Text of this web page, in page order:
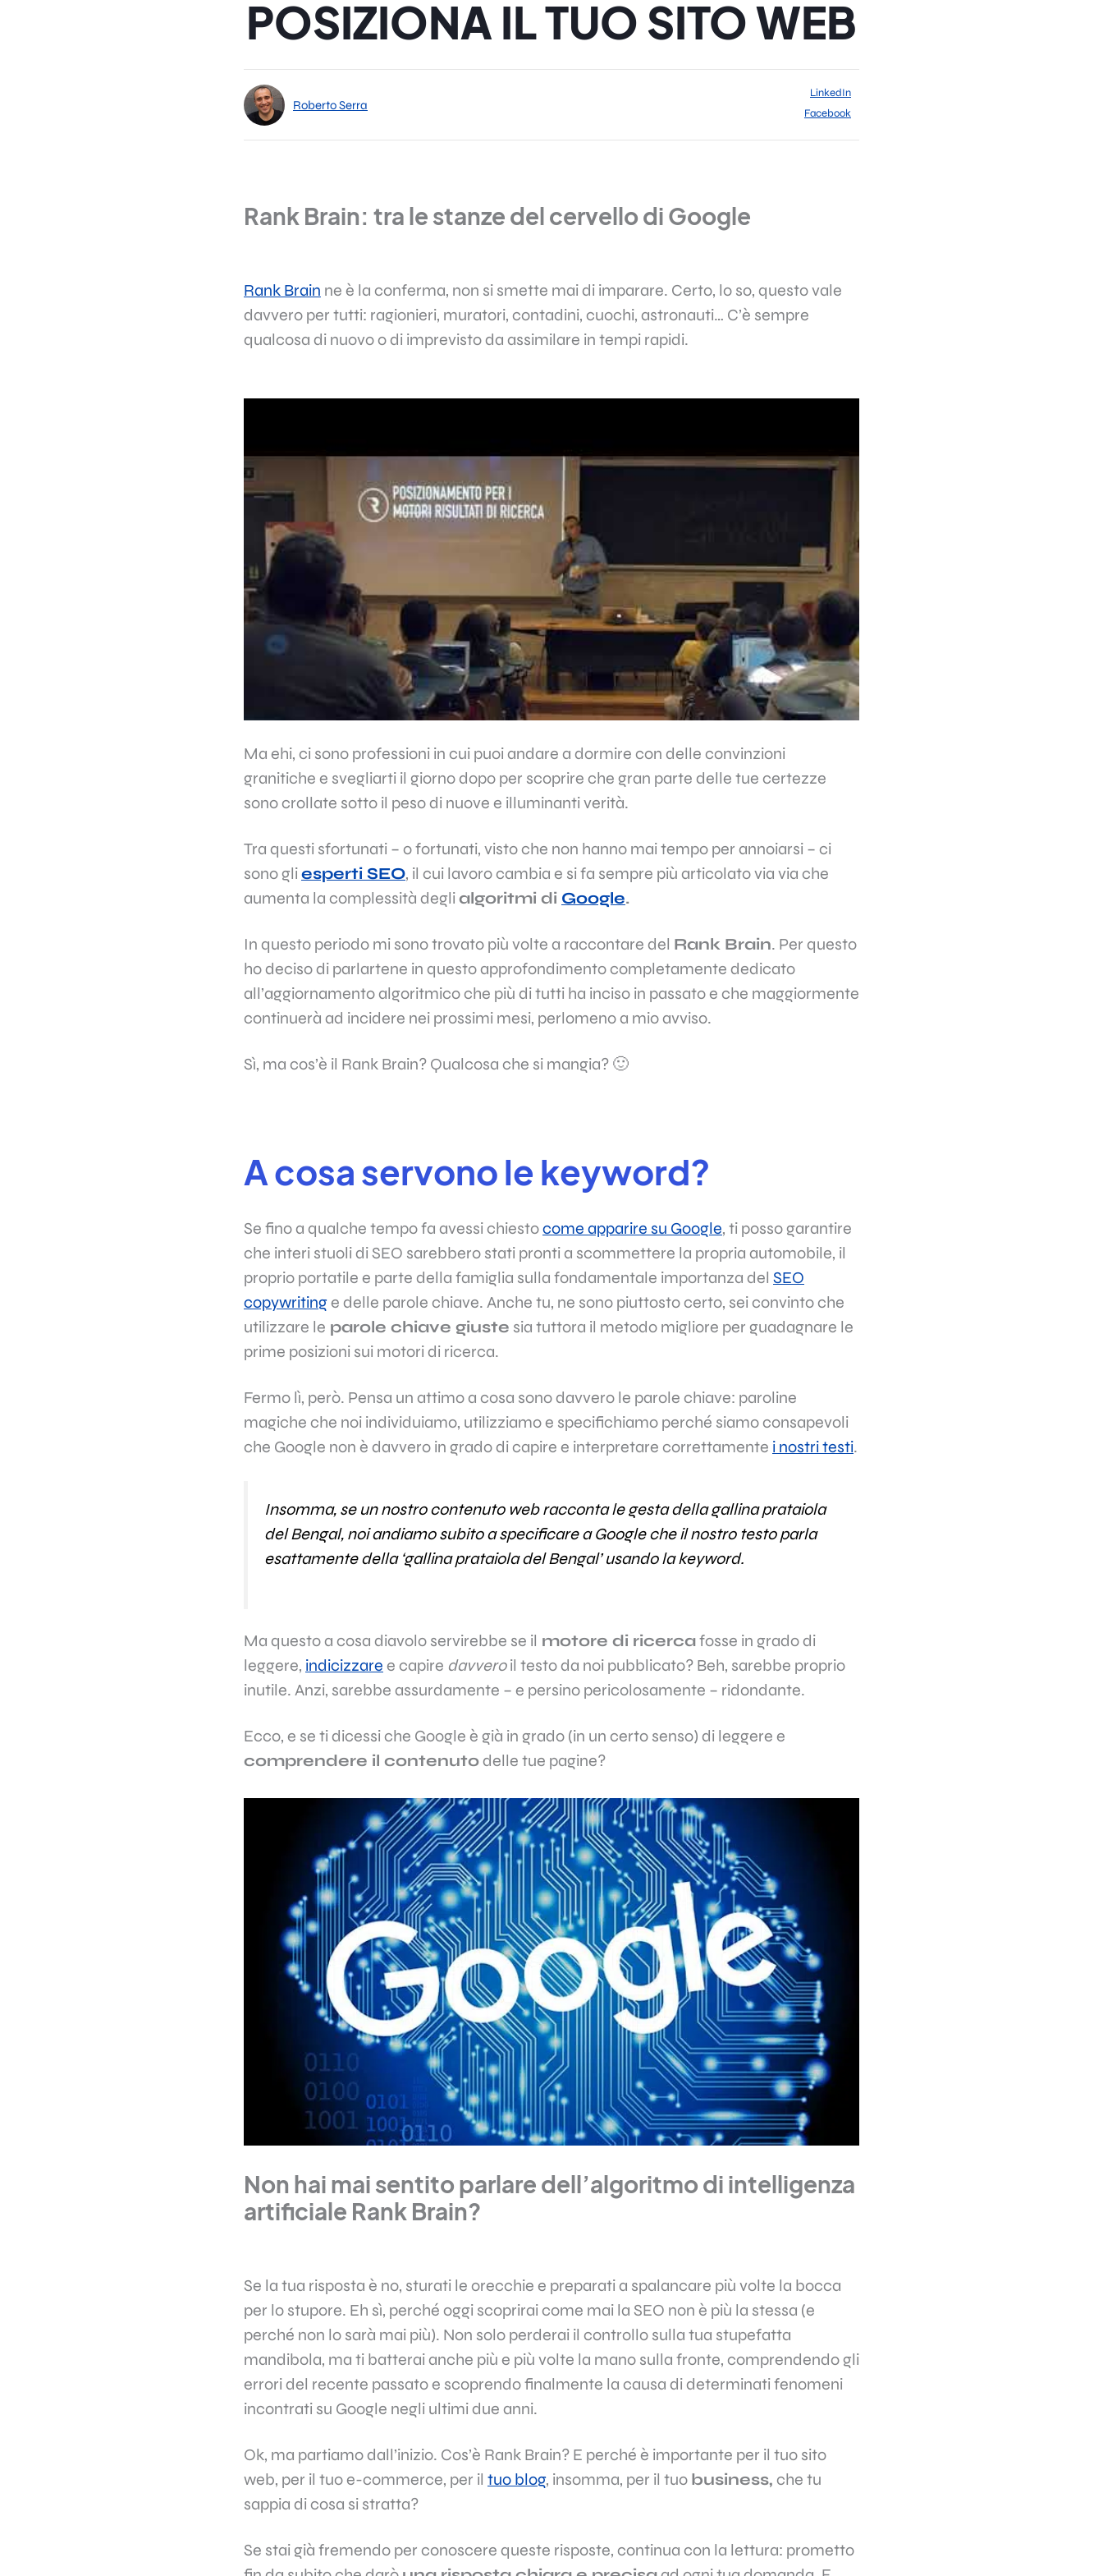
POSIZIONA IL TUO SITO WEB
Roberto Serra
LinkedIn
Facebook
Rank Brain: tra le stanze del cervello di Google
Rank Brain ne è la conferma, non si smette mai di imparare. Certo, lo so, questo vale
davvero per tutti: ragionieri, muratori, contadini, cuochi, astronauti… C’è sempre
qualcosa di nuovo o di imprevisto da assimilare in tempi rapidi.
Ma ehi, ci sono professioni in cui puoi andare a dormire con delle convinzioni
granitiche e svegliarti il giorno dopo per scoprire che gran parte delle tue certezze
sono crollate sotto il peso di nuove e illuminanti verità.
Tra questi sfortunati – o fortunati, visto che non hanno mai tempo per annoiarsi – ci
sono gliesperti SEO, il cui lavoro cambia e si fa sempre più articolato via via che
aumenta la complessità deglialgoritmi di Google.
In questo periodo mi sono trovato più volte a raccontare del Rank Brain. Per questo
ho deciso di parlartene in questo approfondimento completamente dedicato
all’aggiornamento algoritmico che più di tutti ha inciso in passato e che maggiormente
continuerà ad incidere nei prossimi mesi, perlomeno a mio avviso.
Sì, ma cos’è il Rank Brain? Qualcosa che si mangia? 🙂
A cosa servono le keyword?
Se fino a qualche tempo fa avessi chiestocome apparire su Google, ti posso garantire
che interi stuoli di SEO sarebbero stati pronti a scommettere la propria automobile, il
proprio portatile e parte della famiglia sulla fondamentale importanza del SEO
copywritinge delle parole chiave. Anche tu, ne sono piuttosto certo, sei convinto che
utilizzare le parole chiave giuste sia tuttora il metodo migliore per guadagnare le
prime posizioni sui motori di ricerca.
Fermo lì, però. Pensa un attimo a cosa sono davvero le parole chiave: paroline
magiche che noi individuiamo, utilizziamo e specifichiamo perché siamo consapevoli
che Google non è davvero in grado di capire e interpretare correttamente i nostri testi.
Insomma, se un nostro contenuto web racconta le gesta della gallina prataiola
del Bengal, noi andiamo subito a specificare aGoogleche il nostro testo parla
esattamente della ‘gallina prataiola del Bengal’ usando la keyword.
Ma questo a cosa diavolo servirebbe se il motore di ricercafosse in grado di
leggere, indicizzare e capire davveroil testo da noi pubblicato? Beh, sarebbe proprio
inutile. Anzi, sarebbe assurdamente – e persino pericolosamente – ridondante.
Ecco, e se ti dicessi che Google è già in grado (in un certo senso) di leggere e
comprendere il contenutodelle tue pagine?
Non hai mai sentito parlare dell’algoritmo di intelligenza
artificiale Rank Brain?
Se la tua risposta è no, sturati le orecchie e preparati a spalancare più volte la bocca
per lo stupore. Eh sì, perché oggi scoprirai come mai la SEO non è più la stessa (e
perché non lo sarà mai più). Non solo perderai il controllo sulla tua stupefatta
mandibola, ma ti batterai anche più e più volte la mano sulla fronte, comprendendo gli
errori del recente passato e scoprendo finalmente la causa di determinati fenomeni
incontrati su Google negli ultimi due anni.
Ok, ma partiamo dall’inizio. Cos’è Rank Brain? E perché è importante per il tuo sito
web, per il tuo e-commerce, per il tuo blog, insomma, per il tuo business, che tu
sappia di cosa si stratta?
Se stai già fremendo per conoscere queste risposte, continua con la lettura: prometto